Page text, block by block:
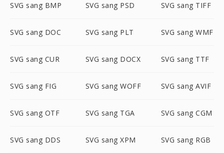
SVG sang BMP SVG sang PSD SVG sang TIFF
SVG sang DOC SVG sang PLT SVG sang WMF
SVG sang CUR SVG sang DOCX SVG sang TTF
SVG sang FIG SVG sang WOFF SVG sang AVIF
SVG sang OTF SVG sang TGA SVG sang CGM
SVG sang DDS SVG sang XPM SVG sang RGB